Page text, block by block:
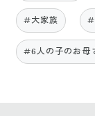
#大家族 #
#6人の子のお母